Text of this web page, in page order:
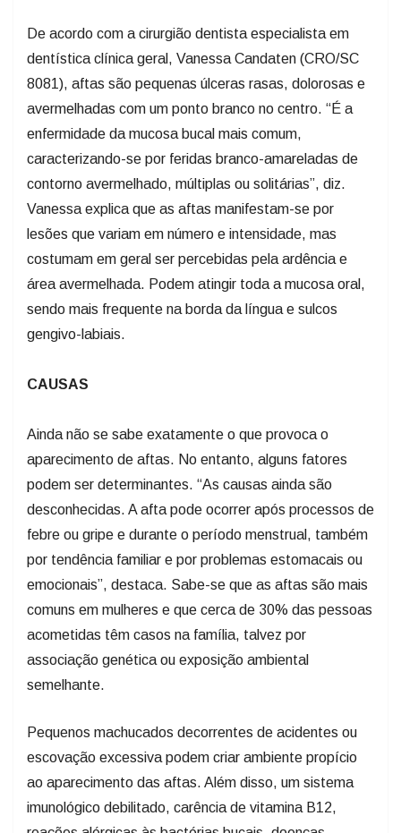
De acordo com a cirurgião dentista especialista em
dentística clínica geral, Vanessa Candaten (CRO/SC
8081), aftas são pequenas úlceras rasas, dolorosas e
avermelhadas com um ponto branco no centro. “É a
enfermidade da mucosa bucal mais comum,
caracterizando-se por feridas branco-amareladas de
contorno avermelhado, múltiplas ou solitárias”, diz.
Vanessa explica que as aftas manifestam-se por
lesões que variam em número e intensidade, mas
costumam em geral ser percebidas pela ardência e
área avermelhada. Podem atingir toda a mucosa oral,
sendo mais frequente na borda da língua e sulcos
gengivo-labiais.
CAUSAS
Ainda não se sabe exatamente o que provoca o
aparecimento de aftas. No entanto, alguns fatores
podem ser determinantes. “As causas ainda são
desconhecidas. A afta pode ocorrer após processos de
febre ou gripe e durante o período menstrual, também
por tendência familiar e por problemas estomacais ou
emocionais”, destaca. Sabe-se que as aftas são mais
comuns em mulheres e que cerca de 30% das pessoas
acometidas têm casos na família, talvez por
associação genética ou exposição ambiental
semelhante.
Pequenos machucados decorrentes de acidentes ou
escovação excessiva podem criar ambiente propício
ao aparecimento das aftas. Além disso, um sistema
imunológico debilitado, carência de vitamina B12,